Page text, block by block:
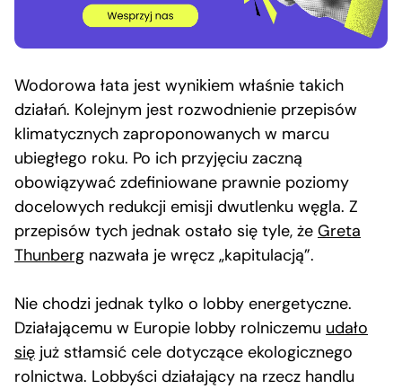
Wodorowa łata jest wynikiem właśnie takich
działań. Kolejnym jest rozwodnienie przepisów
klimatycznych zaproponowanych w marcu
ubiegłego roku. Po ich przyjęciu zaczną
obowiązywać zdefiniowane prawnie poziomy
docelowych redukcji emisji dwutlenku węgla. Z
przepisów tych jednak ostało się tyle, że Greta
Thunberg nazwała je wręcz „kapitulacją”.
Nie chodzi jednak tylko o lobby energetyczne.
Działającemu w Europie lobby rolniczemu udało
się już stłamsić cele dotyczące ekologicznego
rolnictwa. Lobbyści działający na rzecz handlu